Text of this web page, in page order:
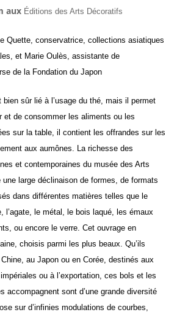
aux Éditions des Arts Décoratifs
Quette, conservatrice, collections asiatiques
et Marie Oulès, assistante de
de la Fondation du Japon
sûr lié à l’usage du thé, mais il permet
et de consommer les aliments ou les
sur la table, il contient les offrandes sur les
aux aumônes. La richesse des
et contemporaines du musée des Arts
large déclinaison de formes, de formats
dans différentes matières telles que le
l’agate, le métal, le bois laqué, les émaux
ou encore le verre. Cet ouvrage en
choisis parmi les plus beaux. Qu’ils
au Japon ou en Corée, destinés aux
ou à l’exportation, ces bols et les
accompagnent sont d’une grande diversité
sur d’infinies modulations de courbes,